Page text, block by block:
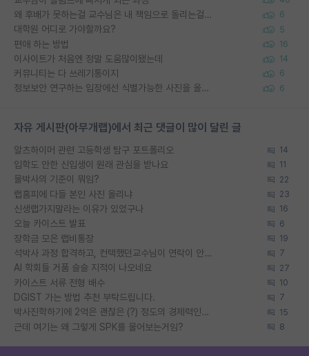
왜 후배가 못하는걸 교수님은 내 책임으로 돌리는걸까요? 6
대학원 어디로 가야할까요? 5
편애 하는 방법 16
이사이트가 처음엔 정말 도움많이됐는데 14
커뮤니티는 다 쓰레기통이지 6
정보보안 연구하는 입장에선 식별가능한 사진을 올리는건 비추이긴함 6
자유 게시판(아무개랩)에서 최근 댓글이 많이 달린 글
알츠하이머 관련 고등학생 탐구 포트폴리오 14
입학도 안한 신입생이 원래 관심을 받나요 11
물박사의 기준이 뭐임? 22
랩홈피에 다들 본인 사진 올리냐 23
신생랩가지말라는 이유가 있었구나 16
오늘 카이스트 발표 6
장학금 모은 랩비통장 19
석박사 과정 합격하고, 컨택했던교수님이 연락이 안됩니다... 7
AI 학회들 거품 슬슬 지적이 나오네요 27
카이스트 서류 전형 배수 10
DGIST 가는 방법 추천 부탁드립니다. 7
박사진학하기에 2억은 괜찮은 (?) 정도의 경제력인가요 15
근데 여기는 왜 그렇게 SPK를 물어보는거임? 8